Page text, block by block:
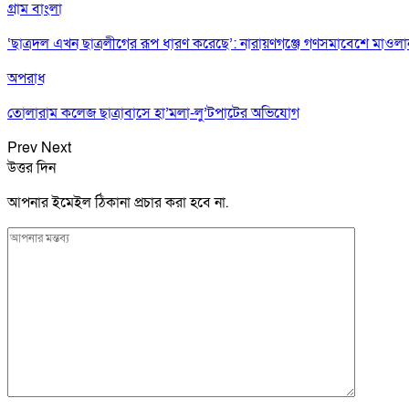
গ্রাম বাংলা
‘ছাত্রদল এখন ছাত্রলীগের রূপ ধারণ করেছে’: নারায়ণগঞ্জে গণসমাবেশে
অপরাধ
তোলারাম কলেজ ছাত্রাবাসে হা’মলা-লু’টপাটের অভিযোগ
Prev Next
উত্তর দিন
আপনার ইমেইল ঠিকানা প্রচার করা হবে না.